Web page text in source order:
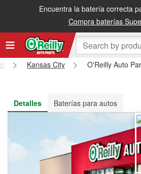
Encuentra la batería correcta
Compra baterías
Recibe tu orden gratis al día siguiente
Kansas City
O'Reilly Auto
Detalles
Baterías para autos